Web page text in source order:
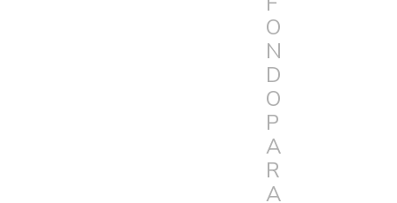
O
N
D
O
P
A
R
A